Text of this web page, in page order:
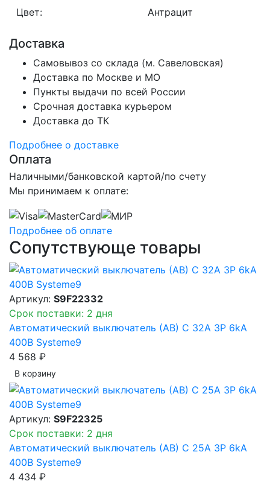
Цвет: Антрацит
Доставка
Самовывоз со склада (м. Савеловская)
Доставка по Москве и МО
Пункты выдачи по всей России
Срочная доставка курьером
Доставка до ТК
Подробнее о доставке
Оплата
Наличными/банковской картой/по счету
Мы принимаем к оплате:
Подробнее об оплате
Сопутствующе товары
Артикул: S9F22332
Срок поставки: 2 дня
Автоматический выключатель (АВ) C 32A 3P 6kA
400В Systeme9
4 568 ₽
В корзинy
Артикул: S9F22325
Срок поставки: 2 дня
Автоматический выключатель (АВ) C 25A 3P 6kA
400В Systeme9
4 434 ₽